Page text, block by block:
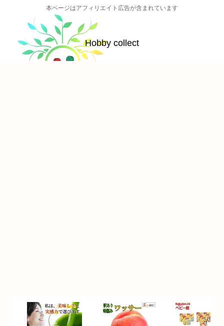
本ページはアフィリエイト広告が含まれています
Hobby collect